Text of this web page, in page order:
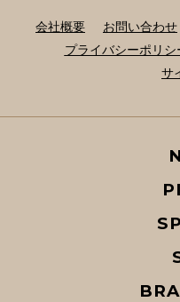
会社概要 お問い合わせ
プライバシーポリシ
サ